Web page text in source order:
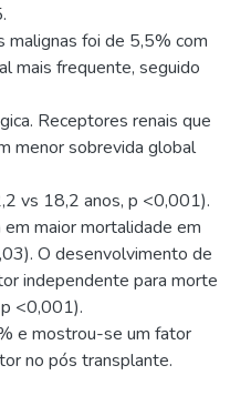
malignas foi de 5,5% com
mais frequente, seguido
Receptores renais que
menor sobrevida global
vs 18,2 anos, p <0,001).
maior mortalidade em
O desenvolvimento de
independente para morte
<0,001).
e mostrou-se um fator
no pós transplante.